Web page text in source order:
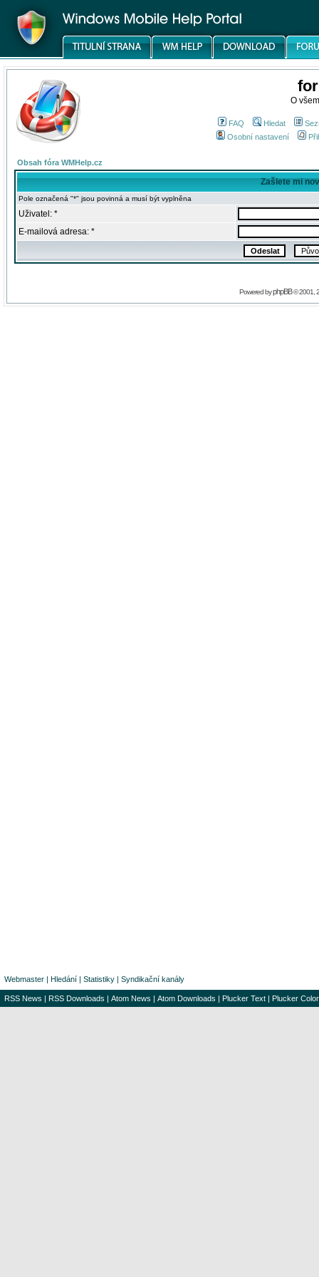
O
FAQ Hledat
Osobní nastavení
Obsah fóra WMHelp.cz
Zašlete mi
Pole označená "*" jsou povinná a musí být vyplněna
Uživatel: *
E-mailová adresa: *
Powered byphpBB© 2001,
Webmaster | Hledání | Statistiky | Syndikační kanály
RSS News | RSS Downloads | Atom News | Atom Downloads | Plucker Text | Plucker Color